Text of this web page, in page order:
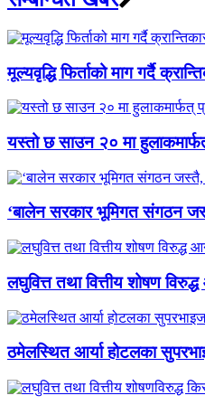
मूल्यवृद्धि फिर्ताको माग गर्दै
यस्तो छ साउन २० मा
‘बालेन सरकार भूमिगत संगठन
लघुवित्त तथा वित्तीय शोषण
ठमेलस्थित आर्या होटलका